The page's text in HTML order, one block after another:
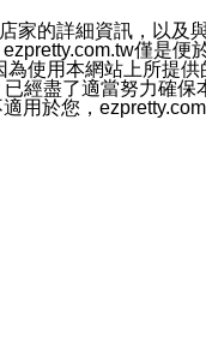
的詳細資訊，以及
僅是便
使用本網站上所提
經盡了適當努力確
用於您，